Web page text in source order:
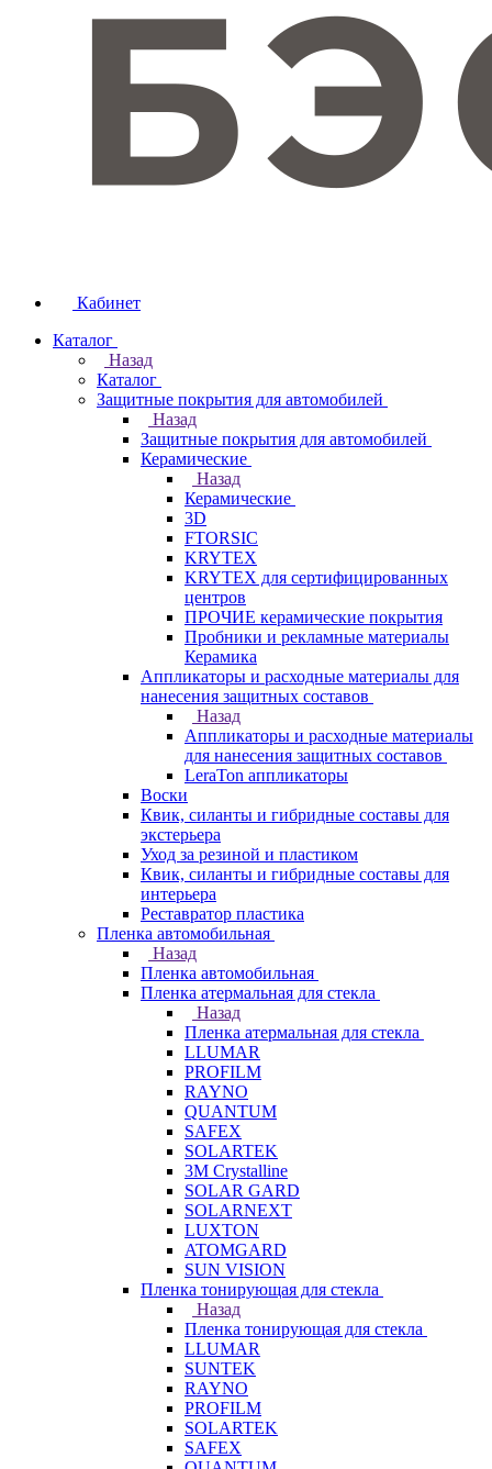
Кабинет
Каталог
Назад
Каталог
Защитные покрытия для автомобилей
Назад
Защитные покрытия для автомобилей
Керамические
Назад
Керамические
3D
FTORSIC
KRYTEX
KRYTEX для сертифицированных
центров
ПРОЧИЕ керамические покрытия
Пробники и рекламные материалы
Керамика
Аппликаторы и расходные материалы для
нанесения защитных составов
Назад
Аппликаторы и расходные материалы
для нанесения защитных составов
LeraTon аппликаторы
Воски
Квик, силанты и гибридные составы для
экстерьера
Уход за резиной и пластиком
Квик, силанты и гибридные составы для
интерьера
Реставратор пластика
Пленка автомобильная
Назад
Пленка автомобильная
Пленка атермальная для стекла
Назад
Пленка атермальная для стекла
LLUMAR
PROFILM
RAYNO
QUANTUM
SAFEX
SOLARTEK
3M Crystalline
SOLAR GARD
SOLARNEXT
LUXTON
ATOMGARD
SUN VISION
Пленка тонирующая для стекла
Назад
Пленка тонирующая для стекла
LLUMAR
SUNTEK
RAYNO
PROFILM
SOLARTEK
SAFEX